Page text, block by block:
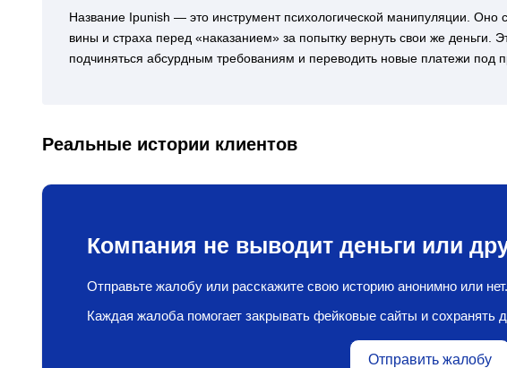
Название Ipunish — это инструмент психологической манипуляции.
вины и страха перед «наказанием» за попытку вернуть свои же деньги.
подчиняться абсурдным требованиям и переводить новые платежи под
Реальные истории клиентов
Компания не выводит деньги или
Отправьте жалобу или расскажите свою историю анонимно или
Каждая жалоба помогает закрывать фейковые сайты и сохранять
Отправить жалобу